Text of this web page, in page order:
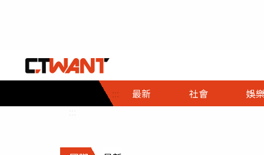
::: 最新 社會
社會首頁
時事
調查
娛樂
娛樂首頁
即時
財經首頁
熱線
政